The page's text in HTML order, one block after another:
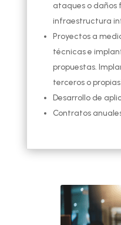
ataques o daños
infraestructura
Proyectos a
técnicas e
propuestas.
terceros o
Desarrollo de
Contratos